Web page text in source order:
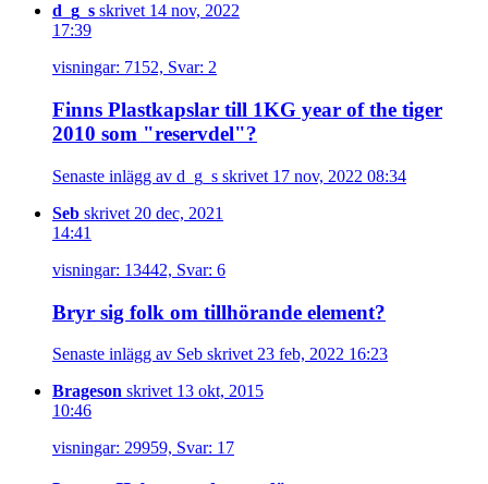
d_g_s skrivet 14 nov, 2022
17:39
visningar: 7152, Svar: 2
Finns Plastkapslar till 1KG year of the tiger
2010 som "reservdel"?
Senaste inlägg av d_g_s skrivet 17 nov, 2022 08:34
Seb skrivet 20 dec, 2021
14:41
visningar: 13442, Svar: 6
Bryr sig folk om tillhörande element?
Senaste inlägg av Seb skrivet 23 feb, 2022 16:23
Brageson skrivet 13 okt, 2015
10:46
visningar: 29959, Svar: 17